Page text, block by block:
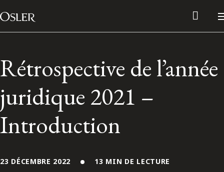
Passer au contenu
Main Navigation
Rétrospective de l’année
juridique 2021 –
Introduction
23 DÉCEMBRE 2022 13 MIN DE LECTURE